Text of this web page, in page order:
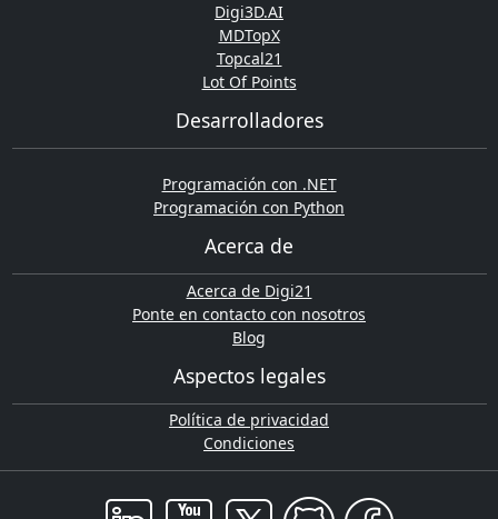
Digi3D.AI
MDTopX
Topcal21
Lot Of Points
Desarrolladores
Programación con .NET
Programación con Python
Acerca de
Acerca de Digi21
Ponte en contacto con nosotros
Blog
Aspectos legales
Política de privacidad
Condiciones